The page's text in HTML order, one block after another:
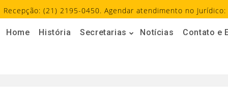
Recepção: (21) 2195-0450. Agendar atendimento no
Home História Secretarias Notícias Contato e